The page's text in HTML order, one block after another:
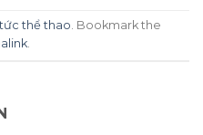
thể thao. Bookmark the
.